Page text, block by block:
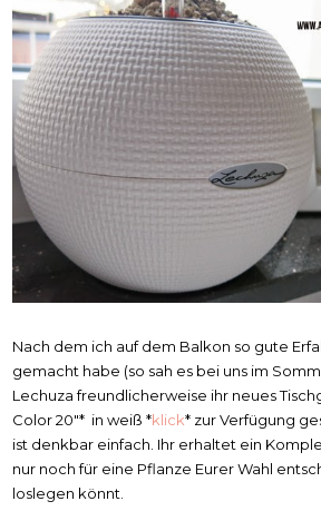
Nach dem ich auf dem Balkon so gute
gemacht habe (so sah es bei uns im
Lechuza freundlicherweise ihr neues
Color 20"* in weiß *klick* zur Verfügung
ist denkbar einfach. Ihr erhaltet ein
nur noch für eine Pflanze Eurer Wahl
loslegen könnt.